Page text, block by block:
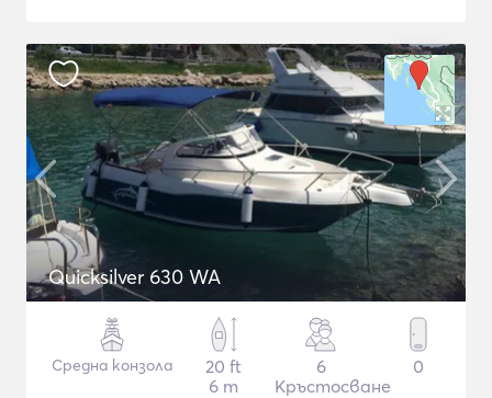
Quicksilver 630 WA
Средна конзола
20 ft
6 m
6
Кръстосване
0